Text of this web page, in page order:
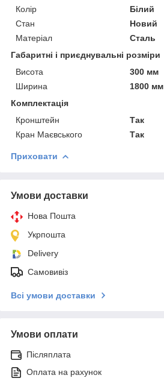
Колір
Білий
Стан
Новий
Матеріал
Сталь
Габаритні і приєднувальні розміри
Висота
300 мм
Ширина
1800 мм
Комплектація
Кронштейн
Так
Кран Маєвського
Так
Приховати
Умови доставки
Нова Пошта
Укрпошта
Delivery
Самовивіз
Всі умови доставки
Умови оплати
Післяплата
Оплата на рахунок